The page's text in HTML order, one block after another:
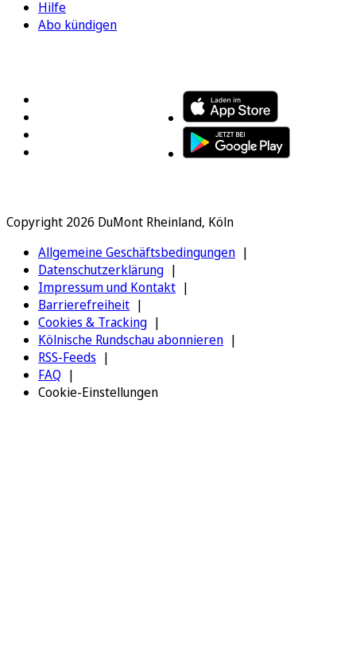
Hilfe
Abo kündigen
Copyright 2026 DuMont Rheinland, Köln
Allgemeine Geschäftsbedingungen
Datenschutzerklärung
Impressum und Kontakt
Barrierefreiheit
Cookies & Tracking
Kölnische Rundschau abonnieren
RSS-Feeds
FAQ
Cookie-Einstellungen